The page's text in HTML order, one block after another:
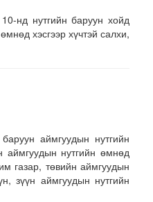
хэвшил рүү м..
10-нд нутгийн баруун хойд
хэсгээр хүчтэй салхи,
аймгуудын нутгийн
аймгуудын нутгийн өмнөд
газар, төвийн аймгуудын
зүүн аймгуудын нутгийн